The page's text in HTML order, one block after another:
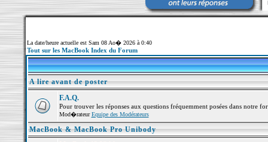
La date/heure actuelle est Sam 08 Ao� 2026 à 0:40
Tout sur les MacBook Index du Forum
A lire avant de poster
F.A.Q.
Pour trouver les réponses aux questions fréquemment posées dans notre
Mod�rateurEquipe des Modérateurs
MacBook & MacBook Pro Unibody